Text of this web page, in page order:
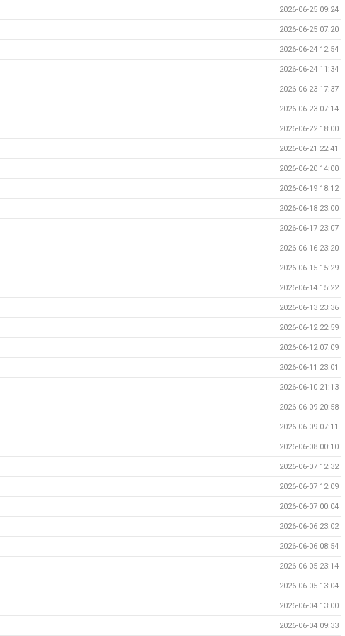
2026-06-25 09:24
2026-06-25 07:20
2026-06-24 12:54
2026-06-24 11:34
2026-06-23 17:37
2026-06-23 07:14
2026-06-22 18:00
2026-06-21 22:41
2026-06-20 14:00
2026-06-19 18:12
2026-06-18 23:00
2026-06-17 23:07
2026-06-16 23:20
2026-06-15 15:29
2026-06-14 15:22
2026-06-13 23:36
2026-06-12 22:59
2026-06-12 07:09
2026-06-11 23:01
2026-06-10 21:13
2026-06-09 20:58
2026-06-09 07:11
2026-06-08 00:10
2026-06-07 12:32
2026-06-07 12:09
2026-06-07 00:04
2026-06-06 23:02
2026-06-06 08:54
2026-06-05 23:14
2026-06-05 13:04
2026-06-04 13:00
2026-06-04 09:33